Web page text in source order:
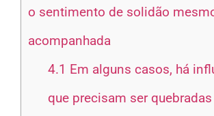
o sentimento de solidão
acompanhada
4.1 Em alguns casos, há
que precisam ser quebradas